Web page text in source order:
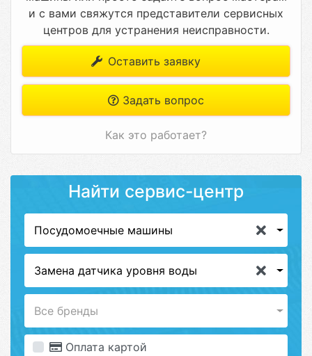
и с вами свяжутся представители сервисных
центров для устранения неисправности.
Оставить заявку
Задать вопрос
Как это работает?
Найти сервис-центр
Посудомоечные машины
Замена датчика уровня воды
Все бренды
Оплата картой